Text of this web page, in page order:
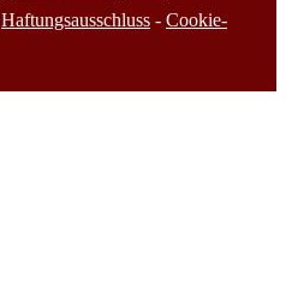
Haftungsausschluss - Cookie-